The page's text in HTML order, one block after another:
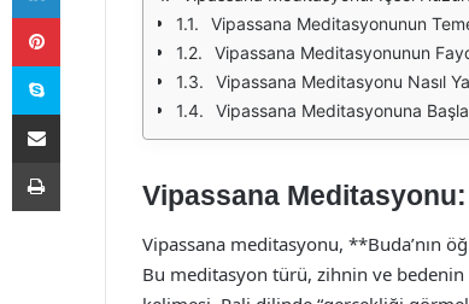
Vipassana Meditasyonunun
Vipassana Meditasyonunun
Vipassana Meditasyonu Nasıl
Vipassana Meditasyonuna
Vipassana
Vipassana meditasyonu, **Buda’nın
Bu meditasyon türü, zihnin ve bedenin
Pinterest
Skype
E-Posta ile paylaş